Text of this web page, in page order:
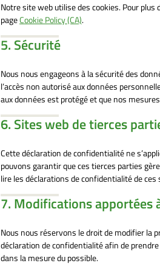
Notre site web utilise des cookies. Pour
pageCookie Policy (CA).
5. Sécurité
Nous nous engageons à la sécurité des
l’accès non autorisé aux données
aux données est protégé et que nos
6. Sites web de tierces
Cette déclaration de confidentialité ne
pouvons garantir que ces tierces parties
lire les déclarations de confidentialité de
7. Modifications
Nous nous réservons le droit de modifier la
déclaration de confidentialité afin de
dans la mesure du possible.